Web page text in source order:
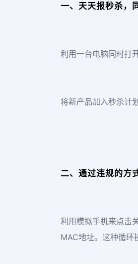
一、天天报秒杀，
利用一台电脑同时打
将新产品加入秒杀计
二、通过违规的方
利用模拟手机来点击
MAC地址。这种循环